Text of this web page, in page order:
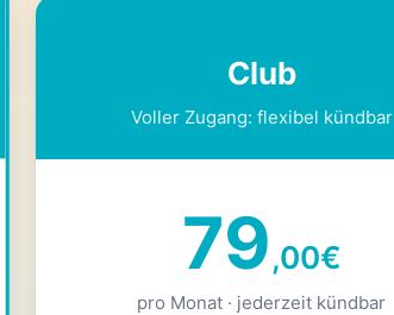
Club
Voller Zugang: flexibel kündbar
79,00€
pro Monat · jederzeit kündbar